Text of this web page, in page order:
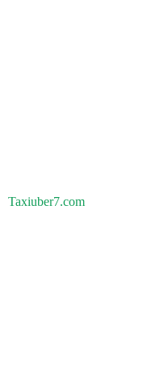
Taxiuber7.com